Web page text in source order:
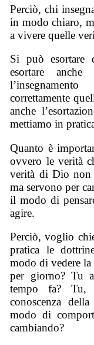
Perciò, chi
in modo chiaro,
a vivere quelle
Si può esortare
esortare
correttamente
anche
mettiamo in
Quanto è
ovvero le verità
verità di Dio non
ma servono per
il modo di
agire.
Perciò, voglio
pratica le
modo di vedere
per giorno? Tu
tempo fa? Tu,
conoscenza
modo di
cambiando?